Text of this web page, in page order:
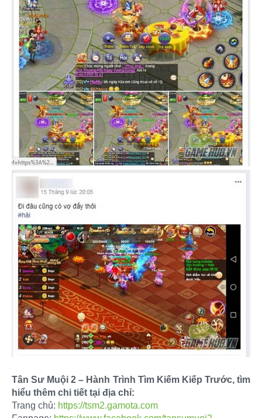
Tân Sư Muội 2 – Hành Trình Tìm Kiếm Kiếp Trước, tìm
hiểu thêm chi tiết tại địa chỉ:
Trang chủ: https://tsm2.gamota.com